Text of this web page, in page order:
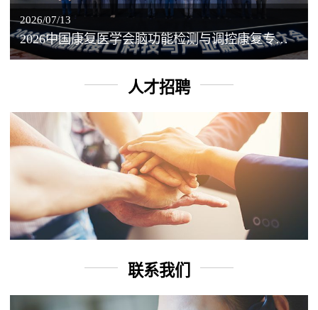
2026/07/13
2026中国康复医学会脑功能检测与调控康复专业委员会学术年会丨脑客中国：脑机接口——EEG驱动TMS闭环调控工作坊
人才招聘
联系我们